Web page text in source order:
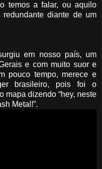
temos a falar, ou aquilo
diante de um
em nosso país, um
e com muito suor e
pouco tempo, merece e
brasileiro, pois foi o
mapa dizendo “hey, neste
Metal!”.